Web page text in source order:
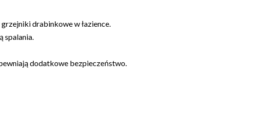
drabinkowe w łazience.
spalania.
dodatkowe bezpieczeństwo.